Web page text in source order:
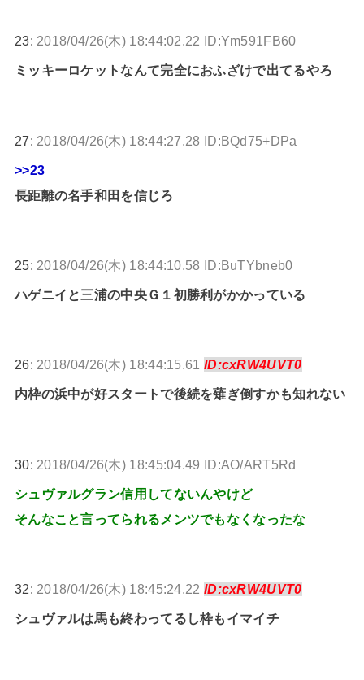
23: 2018/04/26(木) 18:44:02.22 ID:Ym591FB60
ミッキーロケットなんて完全におふざけで出てるやろ
27: 2018/04/26(木) 18:44:27.28 ID:BQd75+DPa
>>23
長距離の名手和田を信じろ
25: 2018/04/26(木) 18:44:10.58 ID:BuTYbneb0
ハゲニイと三浦の中央Ｇ１初勝利がかかっている
26: 2018/04/26(木) 18:44:15.61 ID:cxRW4UVT0
内枠の浜中が好スタートで後続を薙ぎ倒すかも知れない
30: 2018/04/26(木) 18:45:04.49 ID:AO/ART5Rd
シュヴァルグラン信用してないんやけど
そんなこと言ってられるメンツでもなくなったな
32: 2018/04/26(木) 18:45:24.22 ID:cxRW4UVT0
シュヴァルは馬も終わってるし枠もイマイチ